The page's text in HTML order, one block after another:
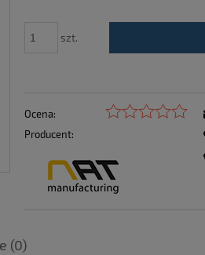
szt.
Ocena:
Producent:
(0)